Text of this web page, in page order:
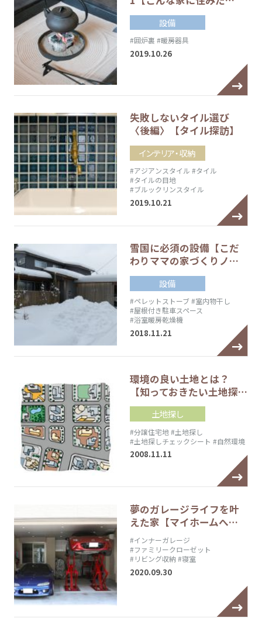
設備
#囲炉裏 #暖房器具
2019.10.26
失敗しないタイル選び
〈後編〉【タイル探訪】
インテリア・収納
#アジアンスタイル #タイル
#タイルの目地
#ブルックリンスタイル
2019.10.21
雪国に必須の設備【こだ
わりママの家づくりノ…
設備
#ペレットストーブ#室内物干し
#屋根付き駐車スペース
#浴室暖房乾燥機
2018.11.21
環境の良い土地とは？
【知っておきたい土地探…
土地探し
#分譲住宅地#土地探し
#土地探しチェックシート #自然環境
2008.11.11
夢のガレージライフを叶
えた家【マイホームへ…
#インナーガレージ
#ファミリークローゼット
#リビング収納 #寝室
2020.09.30